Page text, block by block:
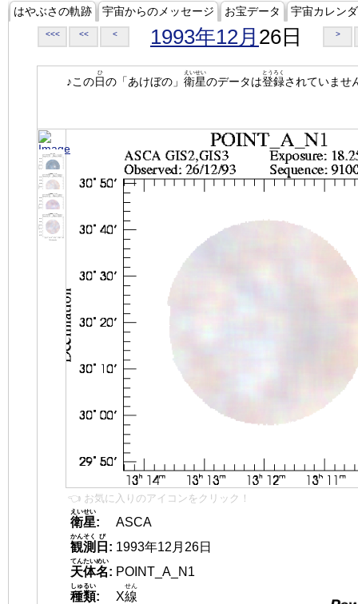
はやぶさの軌跡 宇宙からのメッセージ お宝データ 宇宙カレン
<<< << < 1993年12月 26日 >
♪この日
ひ
の「あけぼの」 衛星
えいせい
のデータは登録
とうろく
されていませ
👈 お気に入りのアイコンをクリック！
衛星
えいせい
:
ASCA
観測
かんそく
日
び
: 1993年12月26日
天体名
てんたいめい
: POINT_A_N1
種類
しゅるい
: X線
せん